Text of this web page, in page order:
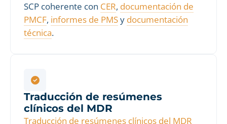
SCP coherente con CER, documentación de
PMCF, informes de PMSy documentación
técnica.
Traducción de resúmenes
clínicos del MDR
Traducción de resúmenes clínicos del MDR